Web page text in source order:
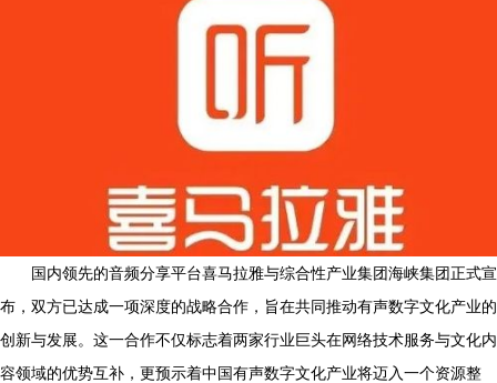
国内领先的音频分享平台喜马拉雅与综合性产业集团海峡集团正式宣
布，双方已达成一项深度的战略合作，旨在共同推动有声数字文化产业的
创新与发展。这一合作不仅标志着两家行业巨头在网络技术服务与文化内
容领域的优势互补，更预示着中国有声数字文化产业将迈入一个资源整